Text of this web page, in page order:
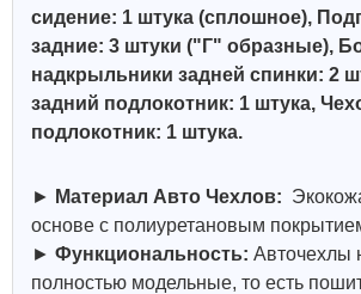
сидение: 1 штука (сплошное),
задние: 3 штуки ("Г" образные),
надкрыльники задней спинки: 2
задний подлокотник: 1 штука,
подлокотник: 1 штука.
► Материал Авто Чехлов:
основе с полиуретановым
► Функциональность: Авточехлы
полностью модельные, то есть